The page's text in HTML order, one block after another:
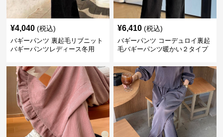
¥4,040 (税込)
バギーパンツ 裏起毛リブニット
バギーパンツレディース冬用
¥6,410 (税込)
バギーパンツ コーデュロイ裏起
毛バギーパンツ暖かい２タイプ